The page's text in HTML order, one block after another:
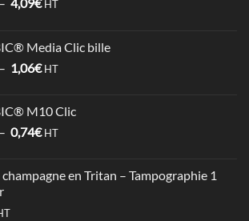
3,58€
à
HT
Media Clic bille
– 1,06€Plage
0,64€
à
HT
M10 Clic
– 0,74€Plage
0,60€
HT
en Tritan – Tampographie 1